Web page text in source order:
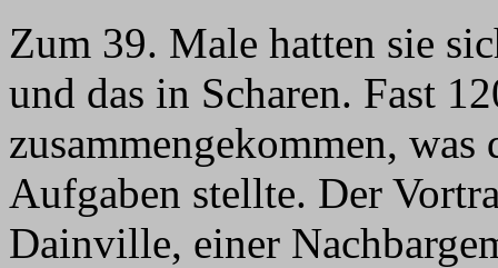
Zum 39. Male hatten sie
und das in Scharen. Fast
zusammengekommen,
Aufgaben stellte. Der
Dainville, einer